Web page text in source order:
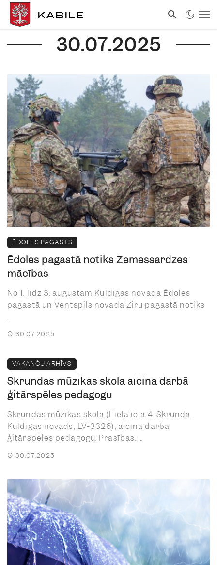
30.07.2025
ĒDOLES PAGASTS
Ēdoles pagastā notiks Zemessardzes
mācības
No 1. līdz 3. augustam Kuldīgas novada Ēdoles
pagastā un Ventspils novada Ziru pagastā notiks
...
30.07.2025
VAKANČU ARHĪVS
Skrundas mūzikas skola aicina darbā
ģitārspēles pedagogu
Skrundas mūzikas skola (Lielā iela 4, Skrunda,
Kuldīgas novads, LV-3326), aicina darbā
ģitārspēles pedagogu. Prasības: ...
30.07.2025